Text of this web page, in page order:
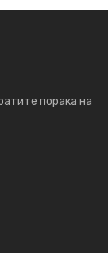
порака на